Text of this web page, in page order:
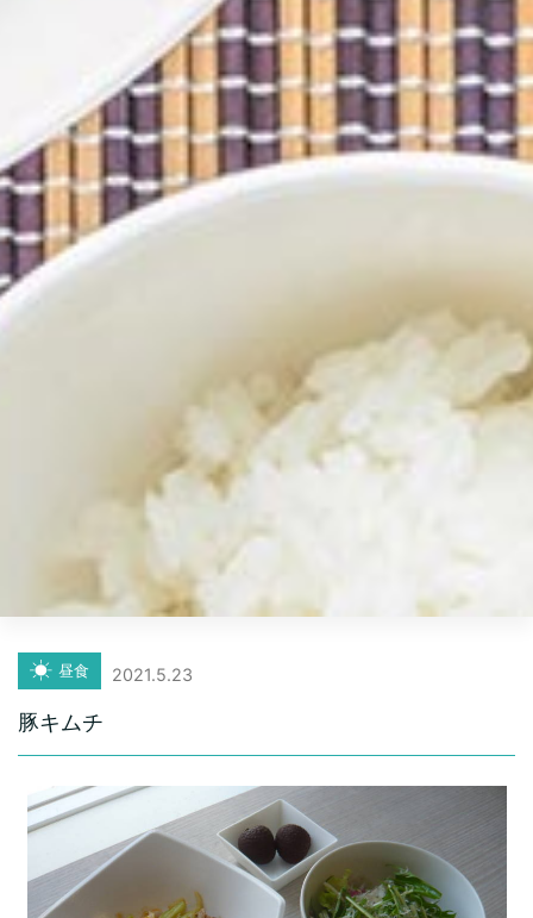
昼食 2021.5.23
豚キムチ